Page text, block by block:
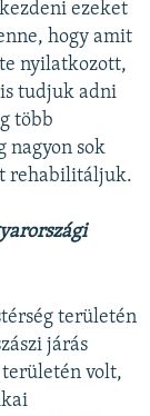
ezeket
hogy amit
nyilatkozott,
tudjuk adni
több
nagyon sok
rehabilitáljuk.
területén
járás
területén volt,